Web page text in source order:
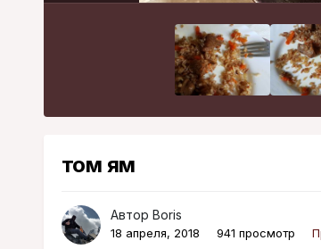
том ям
Автор Boris
18 апреля, 2018 941 просмотр